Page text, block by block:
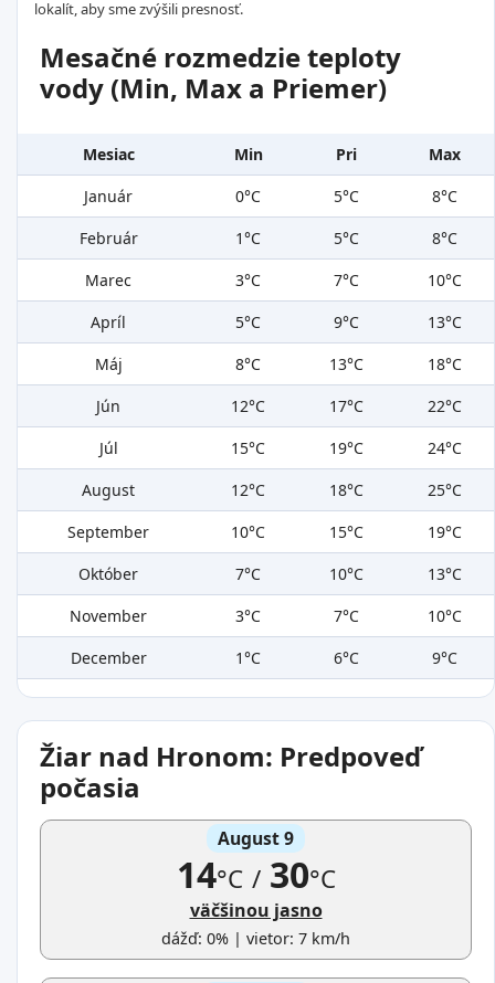
lokalít, aby sme zvýšili presnosť.
Mesačné rozmedzie teploty
vody (Min, Max a Priemer)
Mesiac Min Pri
Max
Január
0°C 5°C
8°C
Február
1°C 5°C
8°C
Marec
3°C 7°C
10°C
Apríl
5°C 9°C
13°C
Máj
8°C 13°C
18°C
Jún
12°C 17°C
22°C
Júl
15°C 19°C
24°C
August
12°C 18°C
25°C
September
10°C 15°C
19°C
Október
7°C 10°C
13°C
November
3°C 7°C
10°C
December
1°C 6°C 9°C
Žiar nad Hronom: Predpoveď
počasia
August 9
14°C /30°C
väčšinou jasno
dážď: 0% | vietor: 7 km/h